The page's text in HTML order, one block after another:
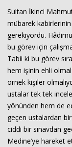
Sultan İkinci
mübarek
gerekiyordu.
bu görev için
Tabii ki bu görev
hem işinin ehli
örnek kişiler
ustalar tek tek
yönünden hem de
geçen ustalardan
ciddi bir sınavdan
Medine’ye hareket